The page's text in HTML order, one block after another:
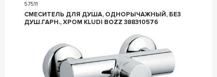
57511
СМЕСИТЕЛЬ ДЛЯ ДУША, ОДНОРЫЧАЖНЫЙ, БЕЗ
ДУШ.ГАРН., ХРОМ KLUDI BOZZ 388310576